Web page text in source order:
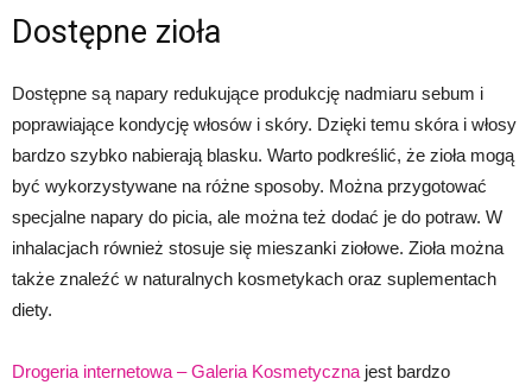
Dostępne zioła
Dostępne są napary redukujące produkcję nadmiaru sebum i
poprawiające kondycję włosów i skóry. Dzięki temu skóra i włosy
bardzo szybko nabierają blasku. Warto podkreślić, że zioła mogą
być wykorzystywane na różne sposoby. Można przygotować
specjalne napary do picia, ale można też dodać je do potraw. W
inhalacjach również stosuje się mieszanki ziołowe. Zioła można
także znaleźć w naturalnych kosmetykach oraz suplementach
diety.
Drogeria internetowa – Galeria Kosmetyczna jest bardzo